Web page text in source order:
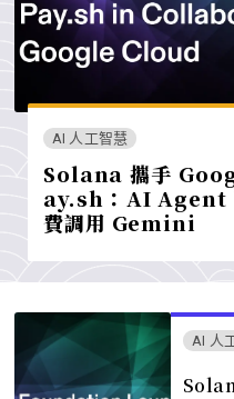
AI 人工智慧
Solana 攜手
ay.sh：AI Agent
費調用 Gemini
AI 人